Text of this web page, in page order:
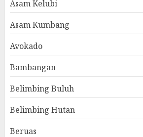
Asam Kelubi
Asam Kumbang
Avokado
Bambangan
Belimbing Buluh
Belimbing Hutan
Beruas